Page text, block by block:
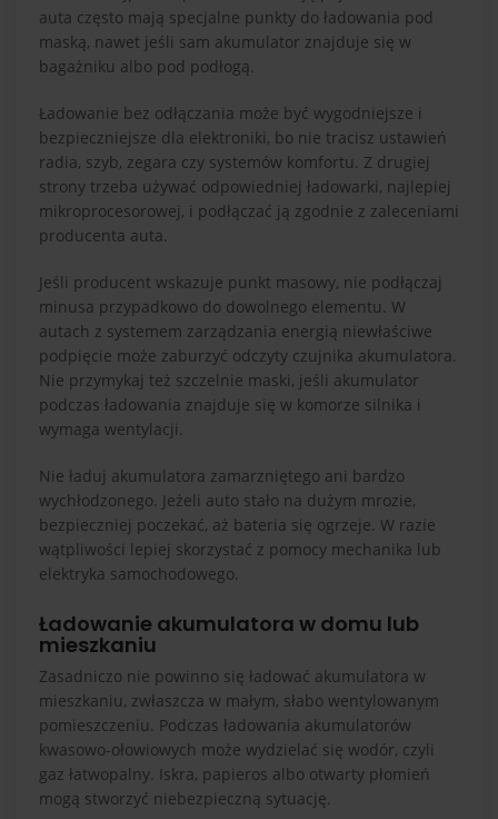
auta często mają specjalne punkty do ładowania pod
maską, nawet jeśli sam akumulator znajduje się w
bagażniku albo pod podłogą.
Ładowanie bez odłączania może być wygodniejsze i
bezpieczniejsze dla elektroniki, bo nie tracisz ustawień
radia, szyb, zegara czy systemów komfortu. Z drugiej
strony trzeba używać odpowiedniej ładowarki, najlepiej
mikroprocesorowej, i podłączać ją zgodnie z zaleceniami
producenta auta.
Jeśli producent wskazuje punkt masowy, nie podłączaj
minusa przypadkowo do dowolnego elementu. W
autach z systemem zarządzania energią niewłaściwe
podpięcie może zaburzyć odczyty czujnika akumulatora.
Nie przymykaj też szczelnie maski, jeśli akumulator
podczas ładowania znajduje się w komorze silnika i
wymaga wentylacji.
Nie ładuj akumulatora zamarzniętego ani bardzo
wychłodzonego. Jeżeli auto stało na dużym mrozie,
bezpieczniej poczekać, aż bateria się ogrzeje. W razie
wątpliwości lepiej skorzystać z pomocy mechanika lub
elektryka samochodowego.
Ładowanie akumulatora w domu lub
mieszkaniu
Zasadniczo nie powinno się ładować akumulatora w
mieszkaniu, zwłaszcza w małym, słabo wentylowanym
pomieszczeniu. Podczas ładowania akumulatorów
kwasowo-ołowiowych może wydzielać się wodór, czyli
gaz łatwopalny. Iskra, papieros albo otwarty płomień
mogą stworzyć niebezpieczną sytuację.